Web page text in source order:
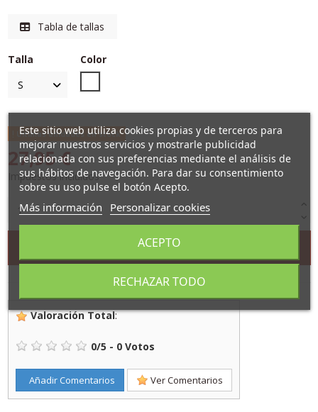
Tabla de tallas
Talla
Color
Últimas unidades en stock
27,95 €
Impuestos incluidos
Añadir al carrito
Valoración Total:
0/5 - 0 Votos
Añadir Comentarios Ver Comentarios
Este sitio web utiliza cookies propias y de terceros para
mejorar nuestros servicios y mostrarle publicidad
relacionada con sus preferencias mediante el análisis de
sus hábitos de navegación. Para dar su consentimiento
sobre su uso pulse el botón Acepto.
Más información Personalizar cookies
RECHAZAR TODO
ACEPTO